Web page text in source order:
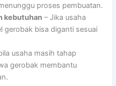
proses pembuatan.
kebutuhan – Jika usaha
gerobak bisa diganti sesuai
usaha masih tahap
gerobak membantu